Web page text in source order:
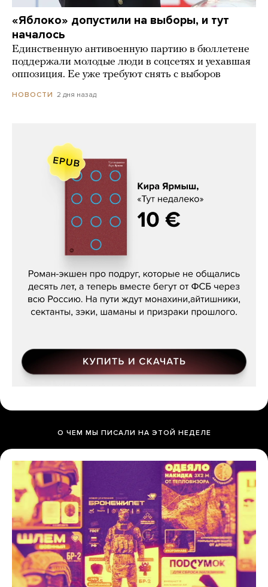
«Яблоко» допустили на выборы, и тут
началось
Единственную антивоенную партию в бюллетене
поддержали молодые люди в соцсетях и уехавшая
оппозиция. Ее уже требуют снять с выборов
НОВОСТИ 2 дня назад
Кира Ярмыш, «Тут недалеко»
О ЧЕМ МЫ ПИСАЛИ НА ЭТОЙ НЕДЕЛЕ